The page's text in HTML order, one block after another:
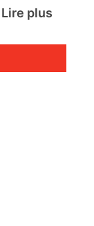
Lire plus